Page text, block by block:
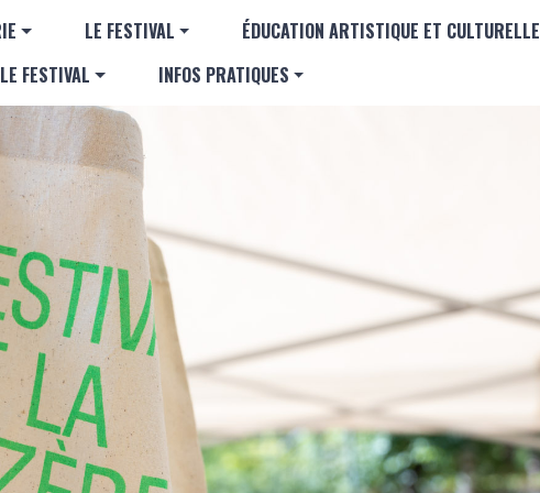
PRINCIPALE
LE FESTIVAL
ÉDUCATION ARTISTIQUE ET CULTURELLE
FESTIVAL
INFOS PRATIQUES